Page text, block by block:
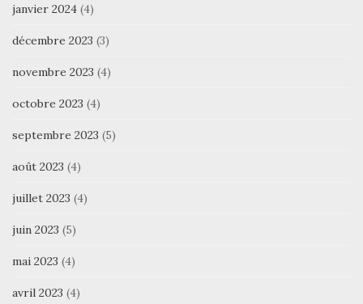
janvier 2024 (4)
décembre 2023 (3)
novembre 2023 (4)
octobre 2023 (4)
septembre 2023 (5)
août 2023 (4)
juillet 2023 (4)
juin 2023 (5)
mai 2023 (4)
avril 2023 (4)